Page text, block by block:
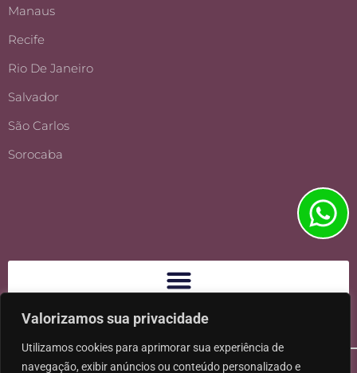
Valorizamos sua privacidade
Utilizamos cookies para aprimorar sua experiência de
navegação, exibir anúncios ou conteúdo personalizado e
Manaus
Recife
Rio De Janeiro
Salvador
São Carlos
Sorocaba